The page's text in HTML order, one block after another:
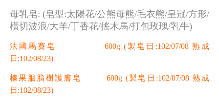
母乳皂: (皂型:太陽花/公熊母熊/毛衣熊/皇冠/方形/
橫切波浪/大羊/丁香花/搖木馬/打包玫瑰/乳牛)
法國馬賽皂 600g (製皂日:102/07/08 熟成
日:102/08/23)
榛果胭脂樹護膚皂 600g (製皂日:102/07/08 熟成
日:102/08/23)